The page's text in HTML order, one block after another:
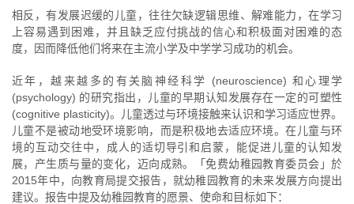
相反，有发展迟缓的儿童，往往欠缺逻辑思维、解难能力，在学习
上容易遇到困难，并且缺乏应付挑战的信心和积极面对困难的态
度，因而降低他们将来在主流小学及中学学习成功的机会。
近年，越来越多的有关脑神经科学 (neuroscience) 和心理学
(psychology) 的研究指出，儿童的早期认知发展存在一定的可塑性
(cognitive plasticity)。儿童透过与环境接触来认识和学习适应世界。
儿童不是被动地受环境影响，而是积极地去适应环境。在儿童与环
境的互动交往中，成人的适切导引和启蒙，能促进儿童的认知发
展，产生质与量的变化，迈向成熟。「免费幼稚园教育委员会」於
2015年中，向教育局提交报告，就幼稚园教育的未来发展方向提出
建议。报告中提及幼稚园教育的愿景、使命和目标如下：